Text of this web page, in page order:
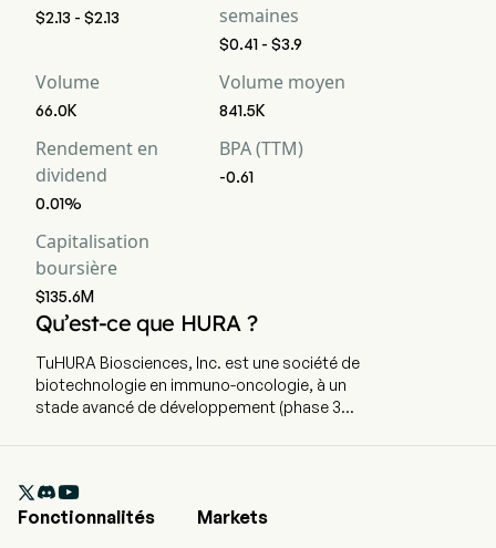
$2.13 - $2.13
semaines
$0.41 - $3.9
Volume
66.0K
Volume moyen
841.5K
Rendement en
dividend
0.01%
BPA (TTM)
-0.61
Capitalisation
boursière
$135.6M
Qu’est-ce que HURA ?
TuHURA Biosciences, Inc. est une société de
biotechnologie en immuno-oncologie, à un
stade avancé de développement (phase 3
Le siège social de l'entreprise est situé à Tampa,
en Floride, et elle emploie actuellement 19

Fonctionnalités
Markets